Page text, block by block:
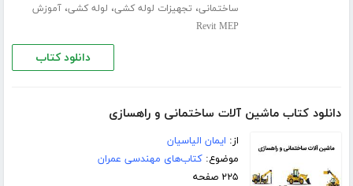
ساختمانی، تجهیزات لوله کشی، لوله کشی،آموزش
Revit MEP
دانلود کتاب
دانلود کتاب ماشین آلات ساختمانی و راهسازی
از: ایمان الیاسیان
موضوع:کتاب‌های مهندسی عمران
۲۲۵ صفحه